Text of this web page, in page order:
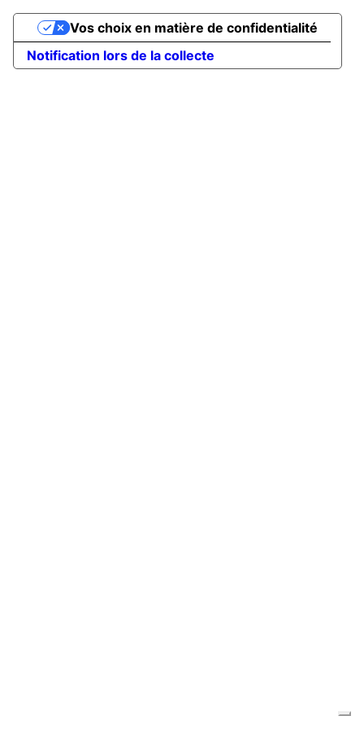
Notification lors de la collecte
Vos choix en matière de confidentialité